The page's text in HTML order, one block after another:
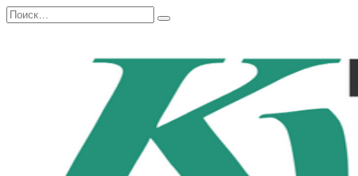
Перейти
к
Search
for: